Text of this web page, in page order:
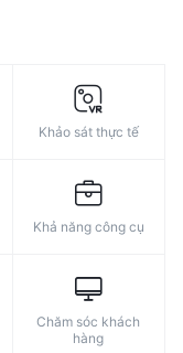
Khảo sát thực tế
Khả năng công cụ
Chăm sóc khách
hàng